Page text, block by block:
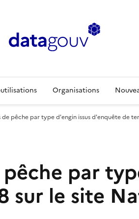
Organisations
pêche par type d'engin issus d'enquête de
par
sur le site